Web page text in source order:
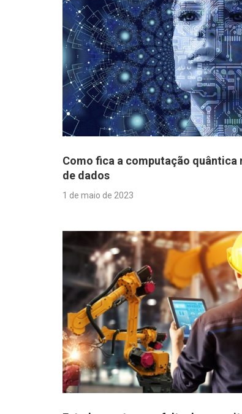
Como fica a computação quântica
de dados
1 de maio de 2023